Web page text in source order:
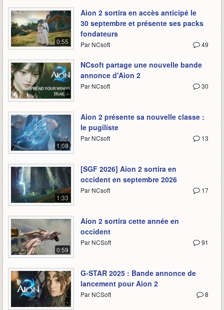
0:55
Aion 2 sortira en accès anticipé le
30 septembre et présente ses packs
fondateurs
49
Par NCsoft
-
NCsoft partage une nouvelle bande
annonce d'Aion 2
30
Par NCsoft
1:08
Aion 2 présente sa nouvelle classe :
le pugiliste
13
Par NCsoft
1:33
[SGF 2026] Aion 2 sortira en
occident en septembre 2026
17
Par NCsoft
0:59
Aion 2 sortira cette année en
occident
91
Par NCSoft
-
G-STAR 2025 : Bande annonce de
lancement pour Aion 2
8
Par NCSoft